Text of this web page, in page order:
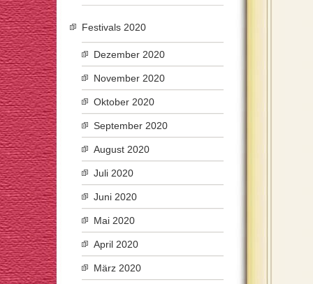
Festivals 2020
Dezember 2020
November 2020
Oktober 2020
September 2020
August 2020
Juli 2020
Juni 2020
Mai 2020
April 2020
März 2020